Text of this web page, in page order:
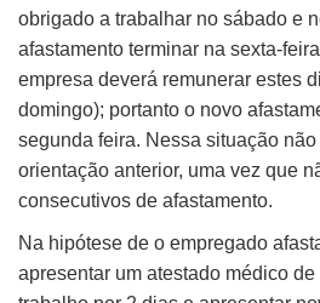
obrigado a trabalhar no sábado e
afastamento terminar na sexta-
empresa deverá remunerar estes
domingo); portanto o novo
segunda feira. Nessa situação
orientação anterior, uma vez que
consecutivos de afastamento.
Na hipótese de o empregado
apresentar um atestado médico